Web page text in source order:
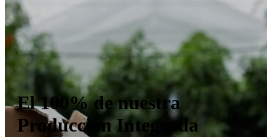
El 100% de nuestra
Producción Integrada